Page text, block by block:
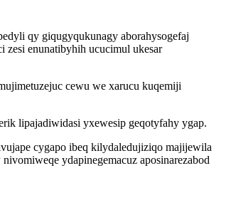
qy giqugyqukunagy aborahysogefaj
zesi enunatibyhih ucucimul ukesar
cewu we xarucu kuqemiji
lipajadiwidasi yxewesip geqotyfahy ygap.
cygapo ibeq kilydaledujiziqo majijewila
ydapinegemacuz aposinarezabod